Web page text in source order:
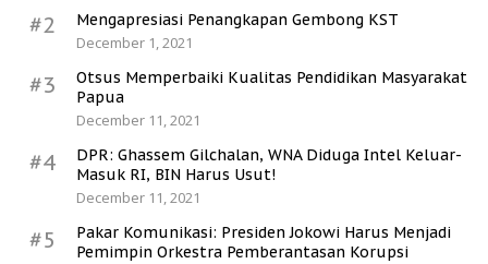
#2
Mengapresiasi Penangkapan Gembong KST
December 1, 2021
#3
Otsus Memperbaiki Kualitas Pendidikan Masyarakat
Papua
December 11, 2021
#4
DPR: Ghassem Gilchalan, WNA Diduga Intel Keluar-
Masuk RI, BIN Harus Usut!
December 11, 2021
#5
Pakar Komunikasi: Presiden Jokowi Harus Menjadi
Pemimpin Orkestra Pemberantasan Korupsi